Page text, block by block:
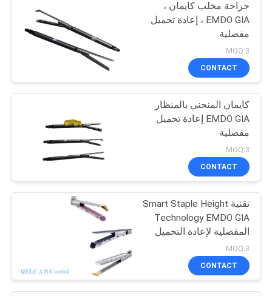
PRIVACY
POLICY
جراحة مخلب كايمان ،
EMDO GIA ، إعادة تحميل
مفصلية
MOQ:3
CONTACT
كايمان المنحني بالمنظار
EMDO GIA إعادة تحميل
مفصلية
MOQ:3
CONTACT
تقنية Smart Staple Height
Technology EMDO GIA
المفصلية لإعادة التحميل
MOQ:3
CONTACT